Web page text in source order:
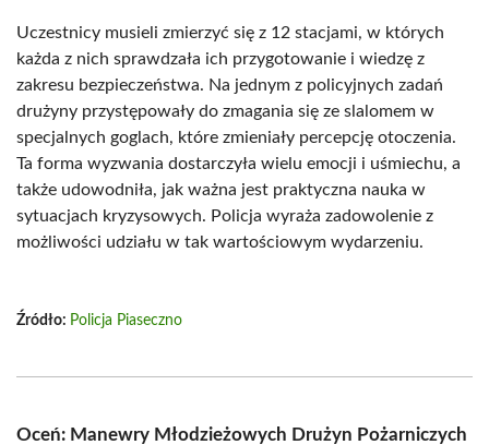
Uczestnicy musieli zmierzyć się z 12 stacjami, w których
każda z nich sprawdzała ich przygotowanie i wiedzę z
zakresu bezpieczeństwa. Na jednym z policyjnych zadań
drużyny przystępowały do zmagania się ze slalomem w
specjalnych goglach, które zmieniały percepcję otoczenia.
Ta forma wyzwania dostarczyła wielu emocji i uśmiechu, a
także udowodniła, jak ważna jest praktyczna nauka w
sytuacjach kryzysowych. Policja wyraża zadowolenie z
możliwości udziału w tak wartościowym wydarzeniu.
Źródło: Policja Piaseczno
Oceń: Manewry Młodzieżowych Drużyn Pożarniczych